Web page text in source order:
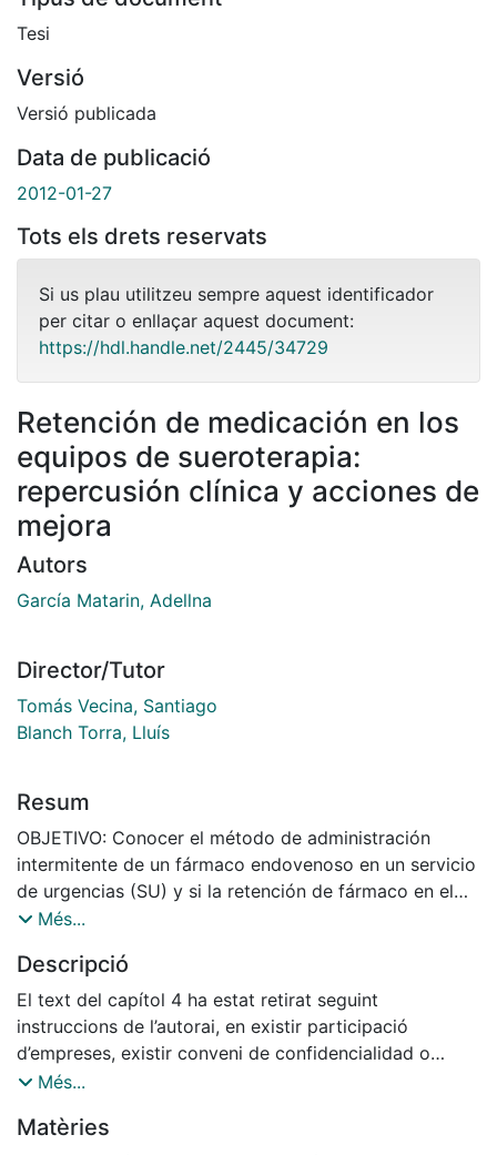
Tesi
Versió
Versió publicada
Data de publicació
2012-01-27
Tots els drets reservats
Si us plau utilitzeu sempre aquest identificador
per citar o enllaçar aquest document:
https://hdl.handle.net/2445/34729
Retención de medicación en los
equipos de sueroterapia:
repercusión clínica y acciones de
mejora
Autors
García Matarin, Adellna
Director/Tutor
Tomás Vecina, Santiago
Blanch Torra, Lluís
Resum
OBJETIVO: Conocer el método de administración
intermitente de un fármaco endovenoso en un servicio
de urgencias (SU) y si la retención de fármaco en el
equipo de sueroterapia, una vez finalizada la
MÉTODO: Estudio prospectivo, observacional y
descriptivo en una primera fase. En una segunda fase
ha sido intervencionista y analítico. Fase 1: análisis de
la técnica de perfusión y su repercusión en la
análisis de la técnica de perfusión intermitente tras
Més...
Descripció
El text del capítol 4 ha estat retirat seguint
instruccions de l’autorai, en existir participació
d’empreses, existir conveni de confidencialidad o
existeix la possibilitat de generar patents / El texto del
la autora, al existir participación de empresas,
Més...
Matèries